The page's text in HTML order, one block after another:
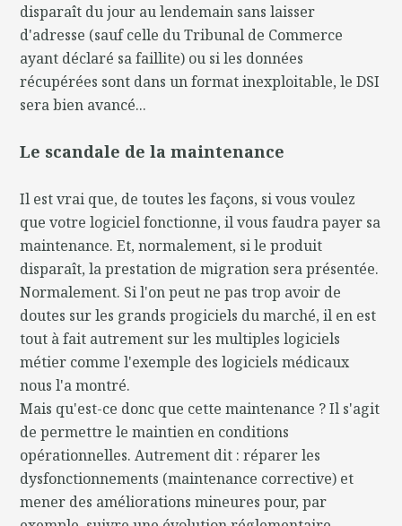
disparaît du jour au lendemain sans laisser
d'adresse (sauf celle du Tribunal de Commerce
ayant déclaré sa faillite) ou si les données
récupérées sont dans un format inexploitable, le DSI
sera bien avancé...
Le scandale de la maintenance
Il est vrai que, de toutes les façons, si vous voulez
que votre logiciel fonctionne, il vous faudra payer sa
maintenance. Et, normalement, si le produit
disparaît, la prestation de migration sera présentée.
Normalement. Si l'on peut ne pas trop avoir de
doutes sur les grands progiciels du marché, il en est
tout à fait autrement sur les multiples logiciels
métier comme l'exemple des logiciels médicaux
nous l'a montré.
Mais qu'est-ce donc que cette maintenance ? Il s'agit
de permettre le maintien en conditions
opérationnelles. Autrement dit : réparer les
dysfonctionnements (maintenance corrective) et
mener des améliorations mineures pour, par